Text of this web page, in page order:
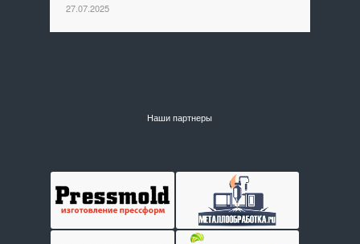
27.07.2025
Наши партнеры